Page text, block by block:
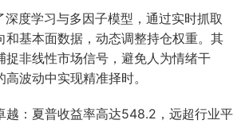
度学习与多因子模型，通过实时抓取
和基本面数据，动态调整持仓权重。其
捉非线性市场信号，避免人为情绪干
波动中实现精准择时。
越：夏普收益率高达548.2，远超行业平